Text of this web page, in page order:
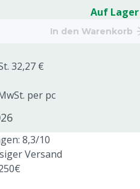
Auf Lager
In den Warenkorb
32,27 €
per pc
8,3/10
Versand